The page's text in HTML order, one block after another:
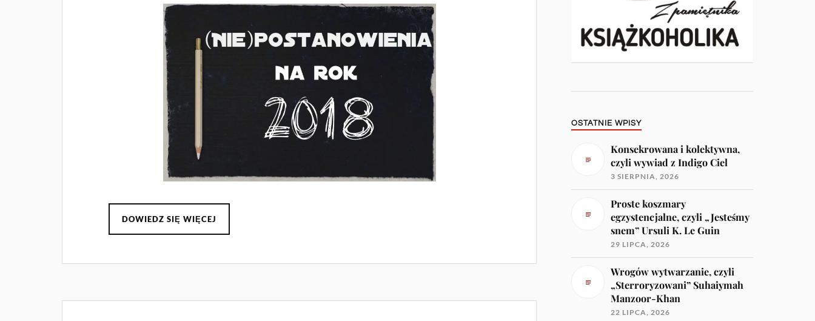
DOWIEDZ SIĘ WIĘCEJ
OSTATNIE WPISY
Konsekrowana i kolektywna,
czyli wywiad z Indigo Ciel
3 SIERPNIA, 2026
Proste koszmary
egzystencjalne, czyli „Jesteśmy
snem” Ursuli K. Le Guin
29 LIPCA, 2026
Wrogów wytwarzanie, czyli
„Sterroryzowani” Suhaiymah
Manzoor-Khan
22 LIPCA, 2026